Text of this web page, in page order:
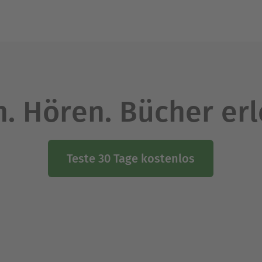
Hören. Bücher
Teste 30 Tage kostenlos